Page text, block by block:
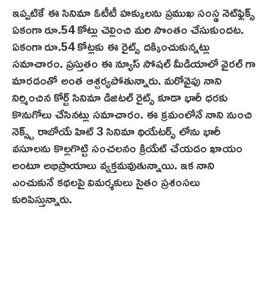
ఇప్పటికే ఈ సినిమా ఓటీటీ హక్కులను ప్రముఖ సంస్థ‌ నెట్‌ఫ్లిక్స్
ఏకంగా రూ.54 కోట్లు చెల్లించి మరి సొంతం చేసుకుందట.
ఏకంగా రూ.54 కోట్లకు ఈ రైట్స్ దక్కించుకున్నట్లు
సమాచారం. ప్రస్తుతం ఈ న్యూస్ సోషల్ మీడియాలో వైరల్ గా
మారడంతో అంత ఆశ్చర్యపోతున్నారు. మరోవైపు నాని
నిర్మించిన కోర్ట్ సినిమా డిజిటల్ రైట్స్ కూడా భారీ ధరకు
కొనుగోలు చేసినట్లు సమాచారం. ఈ క్రమంలోనే నాని నుంచి
నెక్స్ట్ రాబోయే హిట్ 3 సినిమా థియేటర్స్ లోను భారీ
వసూలను కొల్లగొట్టి సంచలనం క్రియేట్ చేయడం ఖాయం
అంటూ అభిప్రాయాలు వ్యక్తమవుతున్నాయి. ఇక‌ నాని
ఎంచుకునే కథలపై విమర్శకులు సైతం ప్రశంసలు
కురిపిస్తున్నారు.